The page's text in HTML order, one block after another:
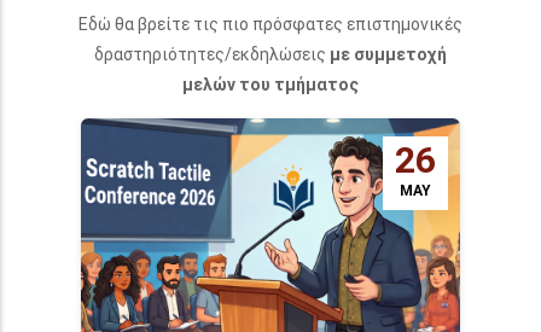
Εδώ θα βρείτε τις πιο πρόσφατες επιστημονικές
δραστηριότητες/εκδηλώσεις με συμμετοχή
μελών του τμήματος
26
MAY